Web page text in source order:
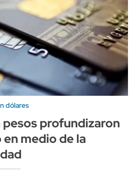
dólares
profundizaron
en medio de la